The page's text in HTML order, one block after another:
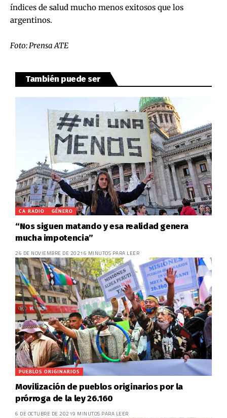
índices de salud mucho menos exitosos que los
argentinos.
Foto: Prensa ATE
También puede ser
CA RADIO GÉNERO
“Nos siguen matando y esa realidad genera
mucha impotencia”
26 DE NOVIEMBRE DE 2021 6 MINUTOS PARA LEER
PUEBLOS ORIGINARIOS
Movilización de pueblos originarios por la
prórroga de la ley 26.160
6 DE OCTUBRE DE 20219 MINUTOS PARA LEER